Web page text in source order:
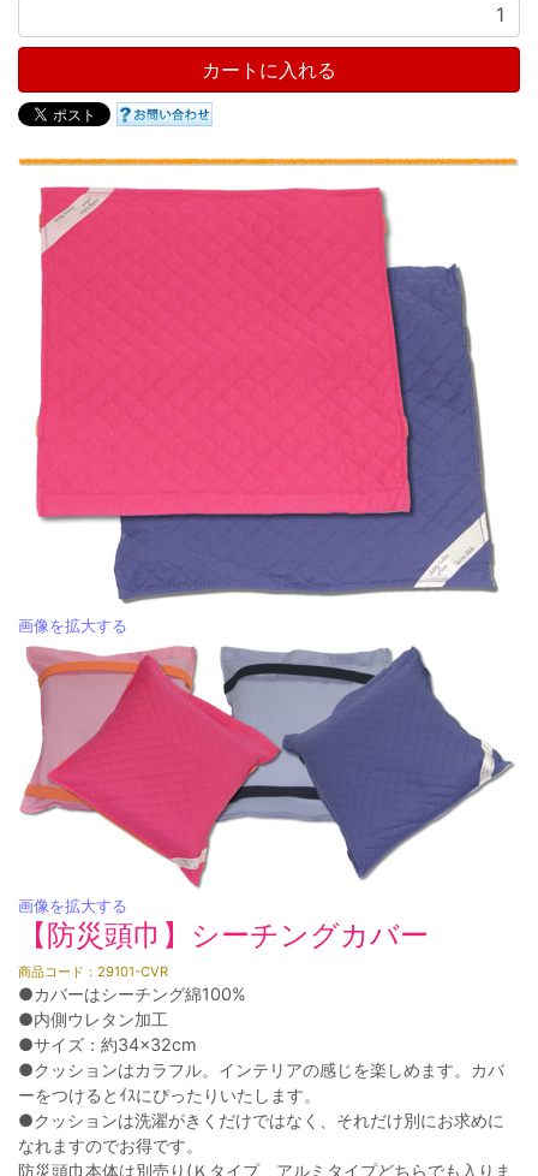
カートに入れる
画像を拡大する
画像を拡大する
【防災頭巾】シーチングカバー
商品コード：29101-CVR
●カバーはシーチング綿100%
●内側ウレタン加工
●サイズ：約34×32cm
●クッションはカラフル。インテリアの感じを楽しめます。カバ
ーをつけるとｲｽにぴったりいたします。
●クッションは洗濯がきくだけではなく、それだけ別にお求めに
なれますのでお得です。
防災頭巾本体は別売り(Ｋタイプ、アルミタイプどちらでも入りま